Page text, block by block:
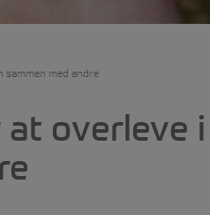
sammen med andre
overleve i